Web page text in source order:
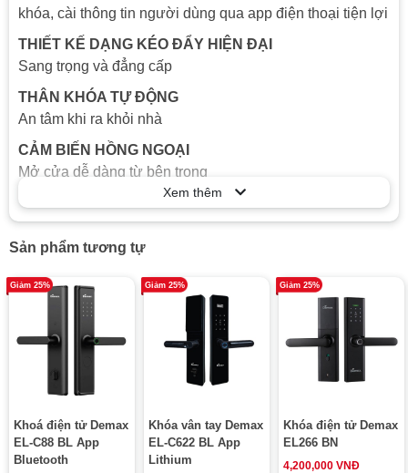
Độ dày cửa
38 - 120mm
Kết nối điện
thoại
Wifi
khóa, cài thông tin người dùng qua app điện thoại tiện lợi
THIẾT KẾ DẠNG KÉO ĐẨY HIỆN ĐẠI
Sang trọng và đẳng cấp
THÂN KHÓA TỰ ĐỘNG
An tâm khi ra khỏi nhà
CẢM BIẾN HỒNG NGOẠI
Mở cửa dễ dàng từ bên trong
ĐẠT CHUẨN IP65 QUỐC TẾ
Chống bụi bẩn và chống nước phun từ mọi hướng
QUẢN LÝ TỪ XA
Nhận thông báo đóng mở cửa ngay trong thời gian thực
Kiểm tra lịch sử ra vào
Cài được mã số chủ động ngay trên App
CẢNH BÁO
Cảnh báo pin yếu
Cảnh bảo khóa cưỡng bức
Cảnh báo đóng sai
Xem thêm
Sản phẩm tương tự
Giảm 25%
Khoá điện tử Demax
EL-C88 BL App
Bluetooth
Giảm 25%
Khóa vân tay Demax
EL-C622 BL App
Lithium
Giảm 25%
Khóa điện tử Demax
EL266 BN
4,200,000 VNĐ